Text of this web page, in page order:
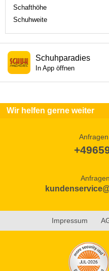
Schafthöhe
Schuhweite
Schuhparadies
In App öffnen
Wir helfen gerne weiter
Impressum